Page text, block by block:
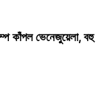
কাঁপল ভেনেজুয়েলা, বহু